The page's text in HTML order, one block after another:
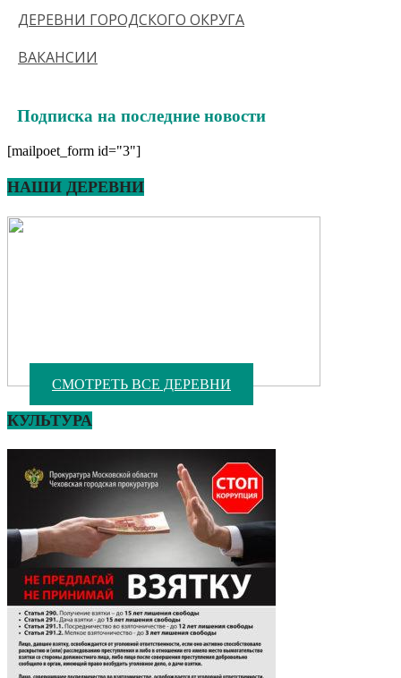
ДЕРЕВНИ ГОРОДСКОГО ОКРУГА
ВАКАНСИИ
Подписка на последние новости
[mailpoet_form id="3"]
НАШИ ДЕРЕВНИ
СМОТРЕТЬ ВСЕ ДЕРЕВНИ
КУЛЬТУРА